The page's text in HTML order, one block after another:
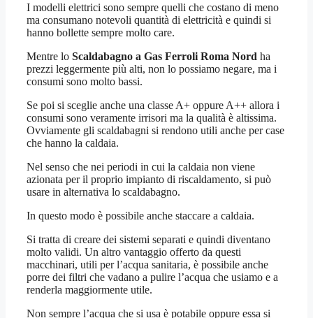
I modelli elettrici sono sempre quelli che costano di meno
ma consumano notevoli quantità di elettricità e quindi si
hanno bollette sempre molto care.
Mentre lo Scaldabagno a Gas Ferroli Roma Nord ha
prezzi leggermente più alti, non lo possiamo negare, ma i
consumi sono molto bassi.
Se poi si sceglie anche una classe A+ oppure A++ allora i
consumi sono veramente irrisori ma la qualità è altissima.
Ovviamente gli scaldabagni si rendono utili anche per case
che hanno la caldaia.
Nel senso che nei periodi in cui la caldaia non viene
azionata per il proprio impianto di riscaldamento, si può
usare in alternativa lo scaldabagno.
In questo modo è possibile anche staccare a caldaia.
Si tratta di creare dei sistemi separati e quindi diventano
molto validi. Un altro vantaggio offerto da questi
macchinari, utili per l’acqua sanitaria, è possibile anche
porre dei filtri che vadano a pulire l’acqua che usiamo e a
renderla maggiormente utile.
Non sempre l’acqua che si usa è potabile oppure essa si